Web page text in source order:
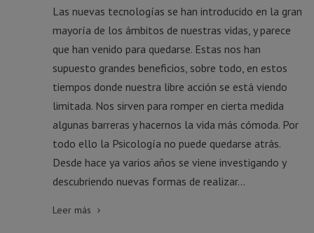
Las nuevas tecnologías se han introducido en la gran
mayoría de los ámbitos de nuestras vidas, y parece
que han venido para quedarse. Estas nos han
supuesto grandes beneficios, sobre todo, en estos
tiempos donde nuestra libre acción se está viendo
limitada. Nos sirven para romper en cierta medida
algunas barreras y hacernos la vida más cómoda. Por
todo ello la Psicología no puede quedarse atrás.
Desde hace ya varios años se viene investigando y
descubriendo nuevas formas de realizar...
Leer más